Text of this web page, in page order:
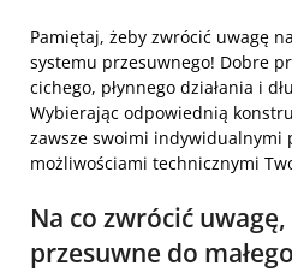
Pamiętaj, żeby zwrócić uwagę na
systemu przesuwnego! Dobre
cichego, płynnego działania i
Wybierając odpowiednią
zawsze swoimi indywidualnymi
możliwościami technicznymi
Na co zwrócić
przesuwne do